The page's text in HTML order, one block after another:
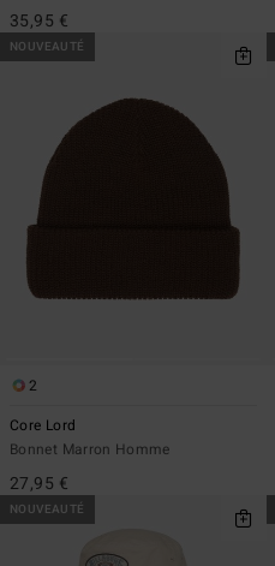
35,95 €
NOUVEAUTÉ
2
Core Lord
Bonnet Marron Homme
27,95 €
NOUVEAUTÉ